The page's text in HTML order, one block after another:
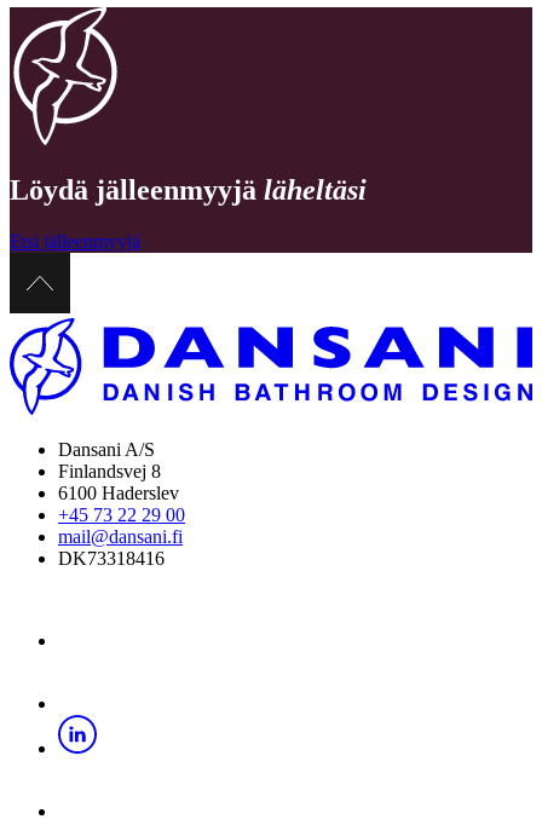
Löydä jälleenmyyjä läheltäsi
Etsi jälleenmyyjä
Dansani A/S
Finlandsvej 8
6100 Haderslev
+45 73 22 29 00
mail@dansani.fi
DK73318416